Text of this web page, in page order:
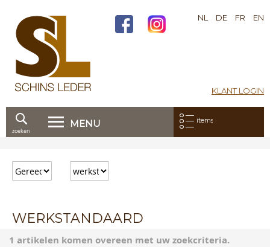
KLANT LOGIN
NL DE FR EN
MENU Mijn bestelling:
items
door
naar
zoeken
WERKSTANDAARD
1 artikelen komen overeen met uw zoekcriteria.